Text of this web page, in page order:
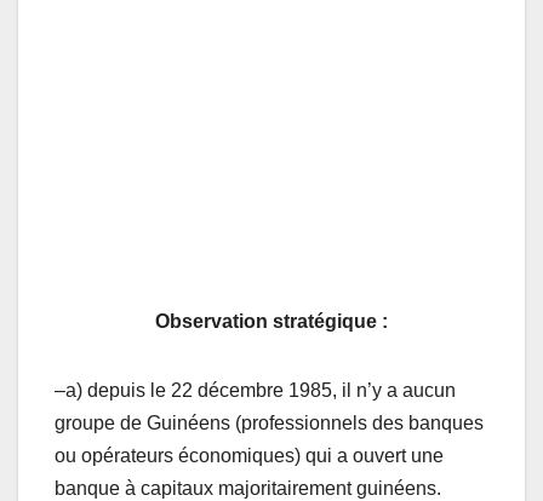
Observation stratégique :
–a) depuis le 22 décembre 1985, il n’y a aucun
groupe de Guinéens (professionnels des banques
ou opérateurs économiques) qui a ouvert une
banque à capitaux majoritairement guinéens.